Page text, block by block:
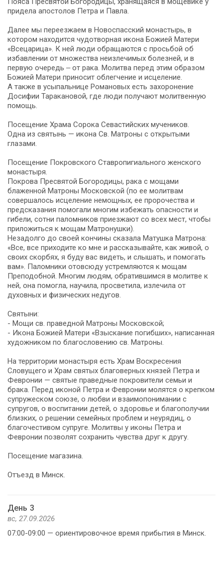
придела апостолов Петра и Павла.
Далее мы переезжаем в Новоспасский монастырь, в
котором находится чудотворная икона Божией Матери
«Всецарица». К ней люди обращаются с просьбой об
избавлении от множества неизлечимых болезней, и в
первую очередь ‒ от рака. Молитва перед этим образом
Божией Матери приносит облегчение и исцеление.
А также в усыпальнице Романовых есть захоронение
Досифии Таракановой, где люди получают молитвенную
помощь.
Посещение Храма Сорока Севастийских мучеников.
Одна из святынь — икона Св. Матроны с открытыми
глазами.
Посещение Покровского Ставропигиального женского
монастыря.
Покрова Пресвятой Богородицы, рака с мощами
блаженной Матроны Московской (по ее молитвам
совершалось исцеление немощных, ее пророчества и
предсказания помогали многим избежать опасности и
гибели, сотни паломников приезжают со всех мест, чтобы
приложиться к мощам Матронушки).
Незадолго до своей кончины сказала Матушка Матрона:
«Все, все приходите ко мне и рассказывайте, как живой, о
своих скорбях, я буду вас видеть, и слышать, и помогать
вам». Паломники отовсюду устремляются к мощам
Преподобной. Многим людям, обратившимся в молитве к
ней, она помогла, научила, просветила, излечила от
духовных и физических недугов.
Святыни:
- Мощи св. праведной Матроны Московской;
- Икона Божией Матери «Взыскание погибших», написанная
художником по благословению св. Матроны.
На территории монастыря есть Храм Воскресения
Словущего и Храм святых благоверных князей Петра и
Февронии — святые праведные покровители семьи и
брака. Перед иконой Петра и Февронии молятся о крепком
супружеском союзе, о любви и взаимопонимании с
супругов, о воспитании детей, о здоровье и благополучии
близких, о решении семейных проблем и неурядиц, о
благочестивом супруге. Молитвы у иконы Петра и
Февронии позволят сохранить чувства друг к другу.
Посещение магазина.
Отъезд в Минск.
День 3
вс, 27.09.2026
07:00-09:00 — ориентировочное время прибытия в Минск.